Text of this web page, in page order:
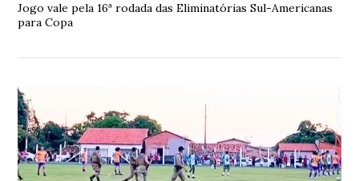
Jogo vale pela 16ª rodada das Eliminatórias Sul-Americanas
para Copa